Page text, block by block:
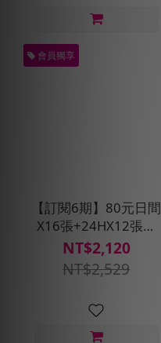
會員獨享
【訂閱6期】80元日間
X16張+24HX12張優
惠搭車金★贈預約派
車1次
NT$2,120
NT$2,529